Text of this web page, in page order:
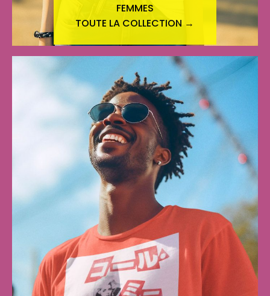
FEMMES
TOUTE LA COLLECTION →